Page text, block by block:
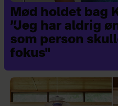
Mød holdet bag
”Jeg har aldrig
som person
fokus"